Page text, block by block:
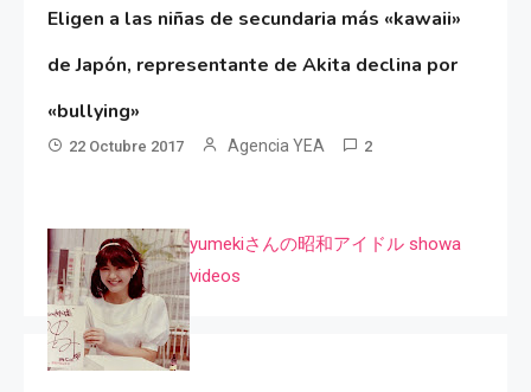
Eligen a las niñas de secundaria más «kawaii»
de Japón, representante de Akita declina por
«bullying»
22 Octubre 2017 Agencia YEA 2
yumekiさんの昭和アイドル showa
videos